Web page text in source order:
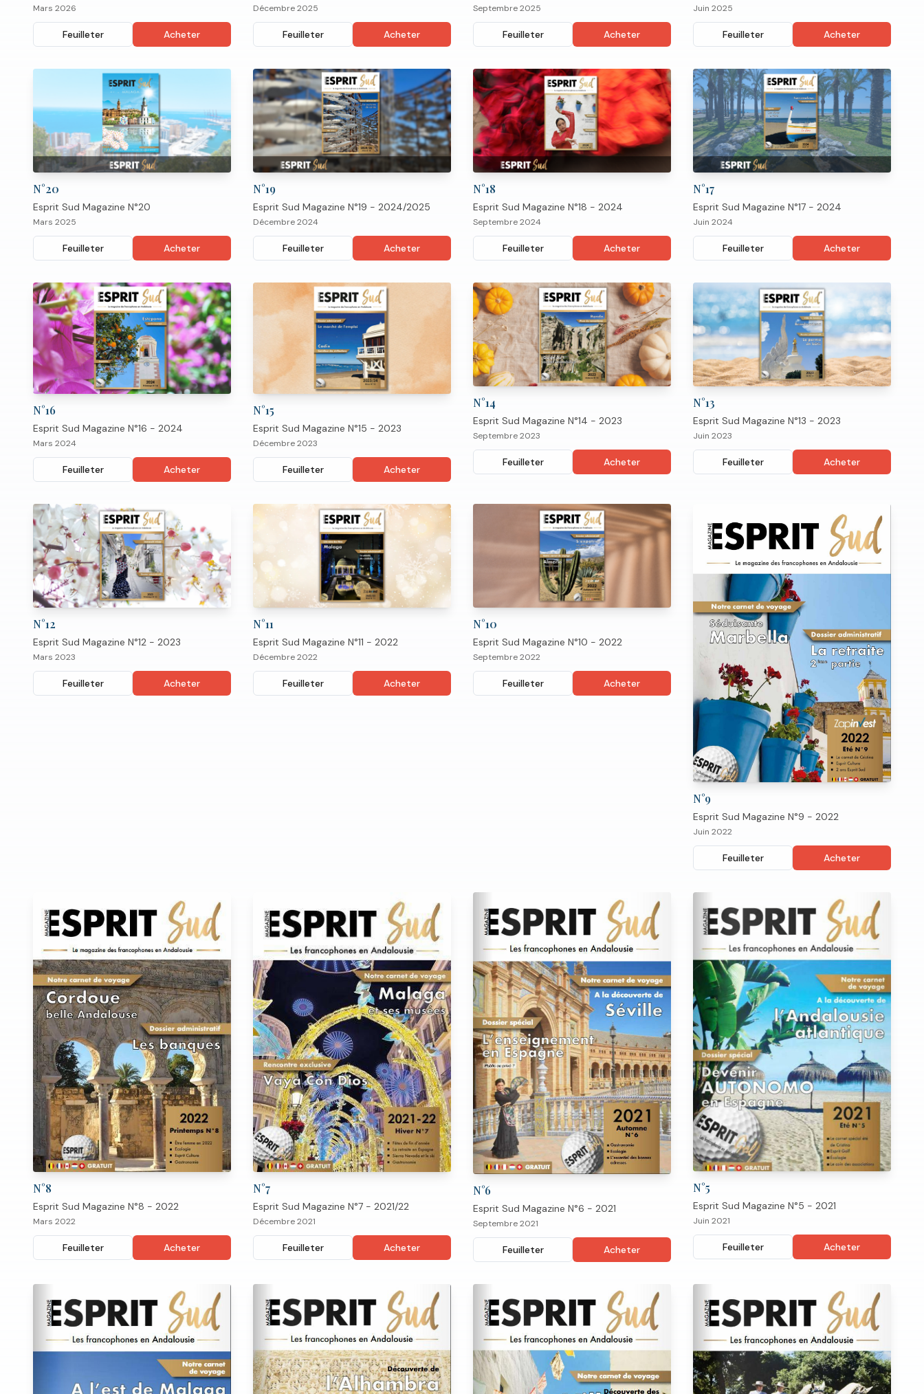
Mars 2026
Feuilleter Acheter
Décembre 2025
Feuilleter Acheter
Septembre 2025
Feuilleter Acheter
Juin 2025
Feuilleter Acheter
N°20
Esprit Sud Magazine N°20
Mars 2025
Feuilleter Acheter
N°19
Esprit Sud Magazine N°19 - 2024/2025
Décembre 2024
Feuilleter Acheter
N°18
Esprit Sud Magazine N°18 - 2024
Septembre 2024
Feuilleter Acheter
N°17
Esprit Sud Magazine N°17 - 2024
Juin 2024
Feuilleter Acheter
N°16
Esprit Sud Magazine N°16 - 2024
Mars 2024
Feuilleter Acheter
N°15
Esprit Sud Magazine N°15 - 2023
Décembre 2023
Feuilleter Acheter
N°14
Esprit Sud Magazine N°14 - 2023
Septembre 2023
Feuilleter Acheter
N°13
Esprit Sud Magazine N°13 - 2023
Juin 2023
Feuilleter Acheter
N°12
Esprit Sud Magazine N°12 - 2023
Mars 2023
Feuilleter Acheter
N°11
Esprit Sud Magazine N°11 - 2022
Décembre 2022
Feuilleter Acheter
N°10
Esprit Sud Magazine N°10 - 2022
Septembre 2022
Feuilleter Acheter
N°9
Esprit Sud Magazine N°9 - 2022
Juin 2022
Feuilleter Acheter
N°8
Esprit Sud Magazine N°8 - 2022
Mars 2022
Feuilleter Acheter
N°7
Esprit Sud Magazine N°7 - 2021/22
Décembre 2021
Feuilleter Acheter
N°6
Esprit Sud Magazine N°6 - 2021
Septembre 2021
Feuilleter Acheter
N°5
Esprit Sud Magazine N°5 - 2021
Juin 2021
Feuilleter Acheter